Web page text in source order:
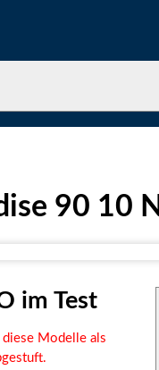
90 10
im Test
Modelle als